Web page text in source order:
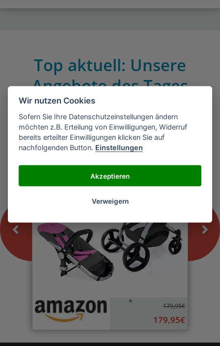
Top aktuell: Unsere
Angebote des Tages
Froggy MAGICA Kinderwagen
* 179,95€
179,95€
Previous
Wir nutzen Cookies
Sofern Sie Ihre Datenschutzeinstellungen ändern
möchten z.B. Erteilung von Einwilligungen, Widerruf
bereits erteilter Einwilligungen klicken Sie auf
nachfolgenden Button. Einstellungen
Akzeptieren
Verweigern